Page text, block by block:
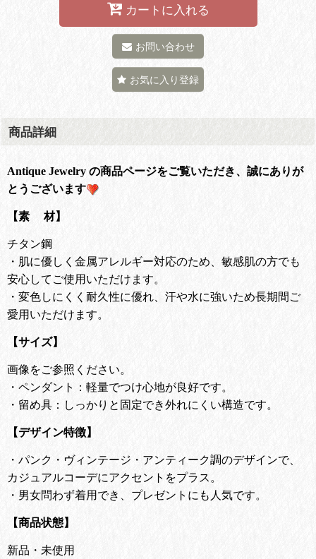
カートに入れる
お問い合わせ
お気に入り登録
商品詳細
Antique Jewelry の商品ページをご覧いただき、誠にありが
とうございます
【素 材】
チタン鋼
・肌に優しく金属アレルギー対応のため、敏感肌の方でも
安心してご使用いただけます。
・変色しにくく耐久性に優れ、汗や水に強いため長期間ご
愛用いただけます。
【サイズ】
画像をご参照ください。
・ペンダント：軽量でつけ心地が良好です。
・留め具：しっかりと固定でき外れにくい構造です。
【デザイン特徴】
・ パンク・ヴィンテージ・アンティーク調のデザインで、
カジュアルコーデにアクセントをプラス。
・ 男女問わず着用でき、プレゼントにも人気です。
【商品状態】
新品・未使用